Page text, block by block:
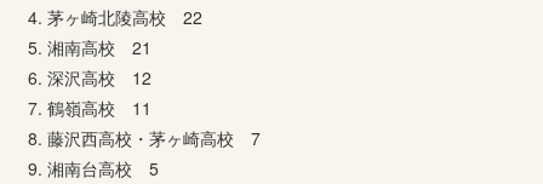
茅ヶ崎北陵高校 22
湘南高校 21
深沢高校 12
鶴嶺高校 11
藤沢西高校・茅ヶ崎高校 7
湘南台高校 5